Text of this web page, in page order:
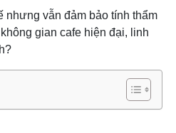
nhưng vẫn đảm bảo tính thẩm
gian cafe hiện đại, linh